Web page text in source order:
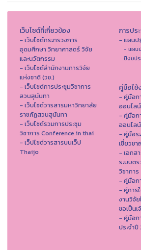
เว็บไซต์ที่เกี่ยวข้อง
- เว็บไซต์กระทรวงการ
อุดมศึกษา วิทยาศาสตร์ วิจัย
และนวัตกรรม
- เว็บไซต์สำนักงานการวิจัย
แห่งชาติ (วช.)
- เว็บไซต์การประชุมวิชาการ
สวนสุนันทา
- เว็บไซต์วารสารมหาวิทยาลัย
ราชภัฏสวนสุนันทา
- เว็บไซต์รวมการประชุม
วิชาการ Conference in thai
- เว็ปไซต์วารสารบนเว็ป
Thaijo
การปร
- แผนป
- แผน
ปีงบป
คู่มือใช้
- คู่มือก
ออนไล
- คู่มือก
ออนไล
- คู่มือร
เชี่ยวชา
- เอกส
ระบบต
วิชาการ
- คู่มือก
- คู่การ
งานวิจัย
ขอเป็นเ
- คู่มือก
ประจำปี